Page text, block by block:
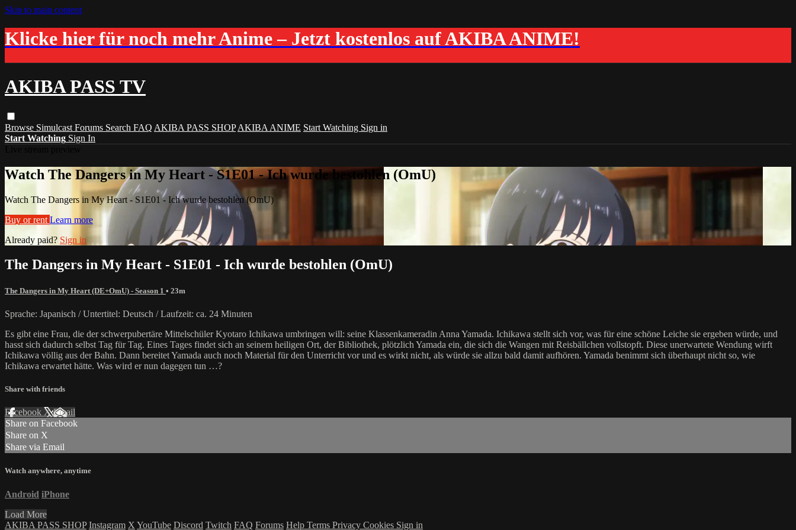
Skip to main content
Klicke hier für noch mehr Anime – Jetzt kostenlos auf AKIBA ANIME!
AKIBA PASS TV
Browse Simulcast Forums Search FAQ AKIBA PASS SHOP AKIBA ANIME Start Watching Sign in
Start Watching Sign In
Watch The Dangers in My Heart - S1E01 - Ich wurde bestohlen (OmU)
Watch The Dangers in My Heart - S1E01 - Ich wurde bestohlen (OmU)
Buy or rent Learn more
Already paid? Sign in
The Dangers in My Heart - S1E01 - Ich wurde bestohlen (OmU)
The Dangers in My Heart (DE+OmU) - Season 1 • 23m
Sprache: Japanisch / Untertitel: Deutsch / Laufzeit: ca. 24 Minuten
Es gibt eine Frau, die der schwerpubertäre Mittelschüler Kyotaro Ichikawa umbringen will: seine Klassenkameradin Anna Yamada. Ichikawa stellt sich vor, was für eine schöne Leiche sie ergeben würde, und
hasst sich dadurch selbst Tag für Tag. Eines Tages findet sich an seinem heiligen Ort, der Bibliothek, plötzlich Yamada ein, die sich die Wangen mit Reisbällchen vollstopft. Diese unerwartete Wendung wirft
Ichikawa völlig aus der Bahn. Dann bereitet Yamada auch noch Material für den Unterricht vor und es wirkt nicht, als würde sie allzu bald damit aufhören. Yamada benimmt sich überhaupt nicht so, wie
Ichikawa erwartet hätte. Was wird er nun dagegen tun …?
Share with friends
Facebook XEmail
Share on Facebook
Share on X
Share via Email
Watch anywhere, anytime
Android iPhone
Load More
AKIBA PASS SHOP Instagram X YouTube Discord Twitch FAQ Forums Help Terms Privacy Cookies Sign in